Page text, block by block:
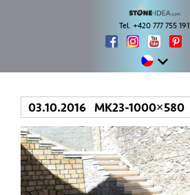
Tel. +420 777 755 191
03.10.2016 MK23-1000×580